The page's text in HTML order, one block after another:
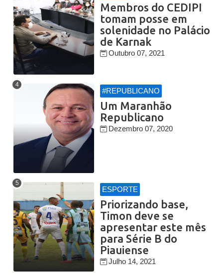
Membros do CEDIPI
tomam posse em
solenidade no Palácio
de Karnak
Outubro 07, 2021
#REPUBLICANO
Um Maranhão
Republicano
Dezembro 07, 2020
ESPORTE
Priorizando base,
Timon deve se
apresentar este mês
para Série B do
Piauiense
Julho 14, 2021